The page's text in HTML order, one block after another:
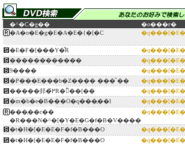
�^�C�g�� �o���ғ�
�A�o�E�g�E�A�E�{�[�C
�E�F�[���Y�̎R
������������
9����
�P���E���b�Z���� ���֓`��
�����邽�߂̂R�̃��[��
�m�b�e�B���O�q���̗��l
���̖��c��
�R���N�^�[�Y�E�G�f�B�V����
�t�H�[�E�E�F�f�B���O
�t�H�[�E�E�F�f�B���O